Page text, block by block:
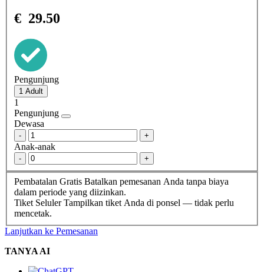
€ 29.50
Pengunjung
1
Pengunjung
Dewasa
- +
Anak-anak
- +
Pembatalan Gratis Batalkan pemesanan Anda tanpa biaya
dalam periode yang diizinkan.
Tiket Seluler Tampilkan tiket Anda di ponsel — tidak perlu
mencetak.
Lanjutkan ke Pemesanan
TANYA AI